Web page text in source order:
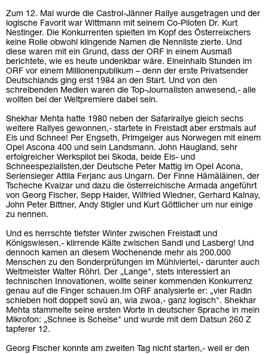
Zum 12. Mal wurde die Castrol-Jänner Rallye ausgetragen und der
logische Favorit war Wittmann mit seinem Co-Piloten Dr. Kurt
Nestinger. Die Konkurrenten spielten im Kopf des Österreixchers
keine Rolle obwohl klingende Namen die Nennliste zierte. Und
diese waren mit ein Grund, dass der ORF in einem Ausmaß
berichtete, wie es heute undenkbar wäre. Eineinhalb Stunden im
ORF vor einem Millionenpublikum – denn der erste Privatsender
Deutschlands ging erst 1984 an den Start. Und von den
schreibenden Medien waren die Top-Journalisten anwesend,- alle
wollten bei der Weltpremiere dabei sein.
Shekhar Mehta hatte 1980 neben der Safarirallye gleich sechs
weitere Rallyes gewonnen,- startete in Freistadt aber erstmals auf
Eis und Schnee! Per Engseth, Primgeiger aus Norwegen mit einem
Opel Ascona 400 und sein Landsmann. John Haugland, sehr
erfolgreicher Werkspilot bei Skoda, beide Eis- und
Schneespezialisten,der Deutsche Peter Mattig im Opel Acona,
Seriensieger Attila Ferjanc aus Ungarn. Der Finne Hämäläinen, der
Tscheche Kvaizar und dazu die österreichische Armada angeführt
von Georg Fischer, Sepp Haider, Wilfried Wiedner, Gerhard Kalnay,
John Peter Bittner, Andy Stigler und Kurt Göttlicher um nur einige
zu nennen.
Und es herrschte tiefster Winter zwischen Freistadt und
Königswiesen,- klirrende Kälte zwischen Sandl und Lasberg! Und
dennoch kamen an diesem Wochenende mehr als 200.000
Menschen zu den Sonderprüfungen im Mühlviertel,- darunter auch
Weltmeister Walter Röhrl. Der „Lange", stets interessiert an
technischen Innovationen, wollte seiner kommenden Konkurrenz
genau auf die Finger schauen.Im ORF analysierte er: „vier Radln
schieben hoit doppelt sovü an, wia zwoa,- ganz logisch". Shekhar
Mehta stammelte seine ersten Worte in deutscher Sprache in mein
Mikrofon: „Schnee is Scheise" und wurde mit dem Datsun 260 Z
tapferer 12.
Georg Fischer konnte am zweiten Tag nicht starten,- weil er den